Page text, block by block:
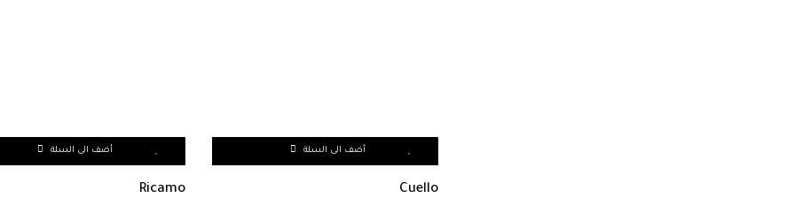
أضف الى السلة
Ricamo
أضف الى السلة
Cuello